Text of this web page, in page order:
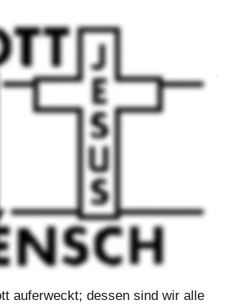
für uns.
zwischen Gott und den
Denkt an Christus, der einmal –
– für die Schuld der Menschen
Schuldlose, starb für die
um euch den Weg zu Gott
Liebe zu uns dadurch, dass
ist, als wir noch Sünder
auferstanden.
auferweckt; dessen sind wir alle